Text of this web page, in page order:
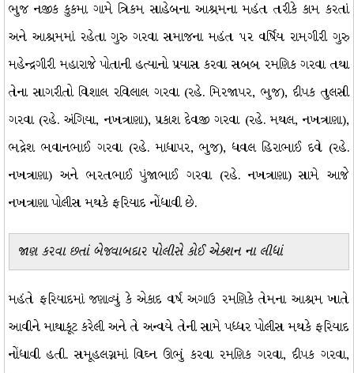
ભુજ નજીક કુકમા ગામે ત્રિકમ સાહેબના આશ્રમના મહંત તરીકે કામ કરતાં
અને આશ્રમમાં રહેતા ગુરુ ગરવા સમાજના મહંત ૫૨ વર્ષિય રામગીરી ગુરુ
મહેન્દ્રગીરી મહારાજે પોતાની હત્યાનો પ્રયાસ કરવા સબબ રમણિક ગરવા તથા
તેના સાગરીતો વિશાલ રવિલાલ ગરવા (રહે. મિરજાપર, ભુજ), દીપક તુલસી
ગરવા (રહે. અંગિયા, નખત્રાણા), પ્રકાશ દેવજી ગરવા (રહે. મથલ, નખત્રાણા),
ભદ્રેશ ભવાનભાઈ ગરવા (રહે. માધાપર, ભુજ), ધવલ હિરાભાઈ દવે (રહે.
નખત્રાણા) અને ભરતભાઈ પુંજાભાઈ ગરવા (રહે. નખત્રાણા) સામે આજે
નખત્રાણા પોલીસ મથકે ફરિયાદ નોંધાવી છે.
જાણ કરવા છતાં બેજવાબદાર પોલીસે કોઈ એક્શન ના લીધાં
મહંતે ફરિયાદમાં જણાવ્યું કે એકાદ વર્ષ અગાઉ રમણિકે તેમના આશ્રમ ખાતે
આવીને માથાકૂટ કરેલી અને તે અન્વયે તેની સામે પધ્ધર પોલીસ મથકે ફરિયાદ
નોંધાવી હતી. સમૂહલગ્નમાં વિઘ્ન ઊભું કરવા રમણિક ગરવા, દીપક ગરવા,